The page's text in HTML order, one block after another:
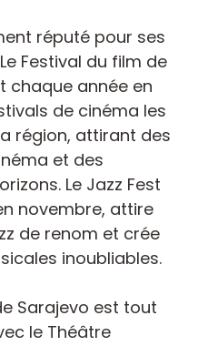
réputé pour ses
Festival du film de
chaque année en
de cinéma les
région, attirant des
et des
Le Jazz Fest
novembre, attire
de renom et crée
inoubliables.
Sarajevo est tout
le Théâtre